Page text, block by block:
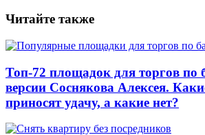
Читайте также
Топ-72 площадок для торгов по
версии Соснякова Алексея.
приносят удачу, а какие нет?